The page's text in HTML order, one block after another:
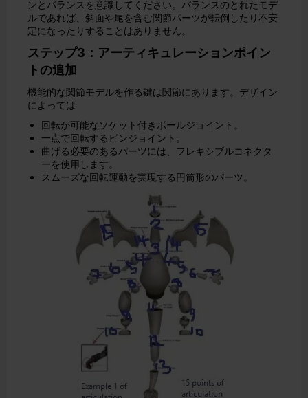
ンとバランスを意識してください。バランスのとれたモデ
ルであれば、斜面や尾を含む関節パーツが転倒したり不安
定になったりすることはありません。
ステップ3：アーティキュレーションポイン
トの追加
機能的な関節モデルを作る鍵は関節にあります。デザイン
によっては
回転が可能なソケット付きボールジョイント。
一点で回転するピンジョイント。
曲げる必要のあるパーツには、フレキシブルコネクタ
ーを使用します。
スムーズな回転運動を実現する円筒形のパーツ。